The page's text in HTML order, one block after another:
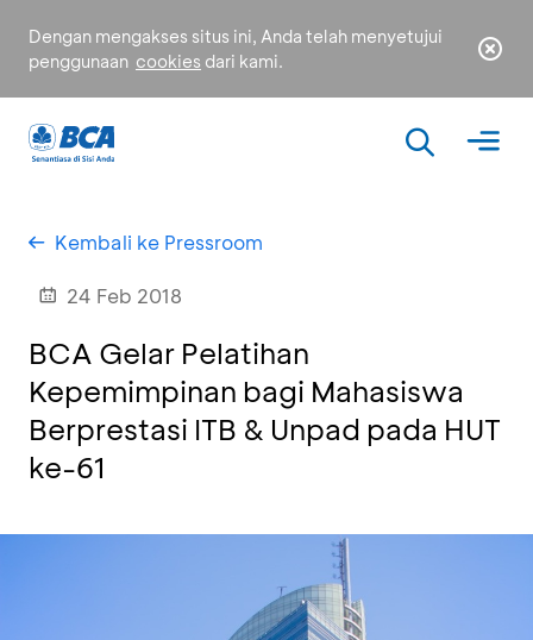
Dengan mengakses situs ini, Anda telah menyetujui
penggunaan cookies dari kami.
Kembali ke Pressroom
24 Feb 2018
BCA Gelar Pelatihan
Kepemimpinan bagi Mahasiswa
Berprestasi ITB & Unpad pada HUT
ke-61